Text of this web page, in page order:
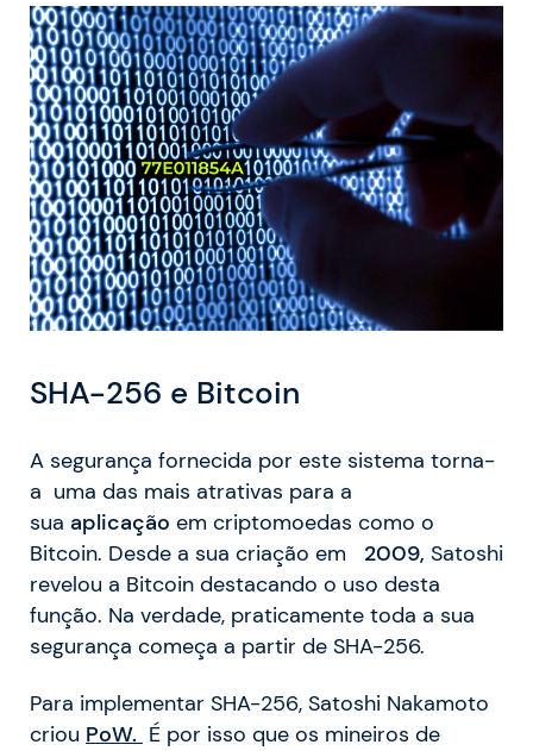
SHA-256 e Bitcoin
A segurança fornecida por este sistema torna-
a uma das mais atrativas para a
sua aplicação em criptomoedas como o
Bitcoin. Desde a sua criação em 2009, Satoshi
revelou a Bitcoin destacando o uso desta
função. Na verdade, praticamente toda a sua
segurança começa a partir de SHA-256.
Para implementar SHA-256, Satoshi Nakamoto
criou PoW. É por isso que os mineiros de